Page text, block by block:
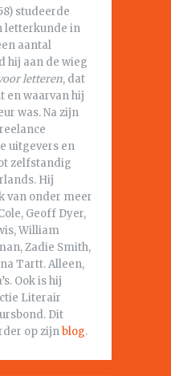
studeerde
letterkunde in
aantal
hij aan de wieg
letteren, dat
en waarvan hij
was. Na zijn
uitgevers en
zelfstandig
Hij
van onder meer
Geoff Dyer,
William
Zadie Smith,
Tartt. Alleen,
Ook is hij
Literair
Dit
op zijnblog.